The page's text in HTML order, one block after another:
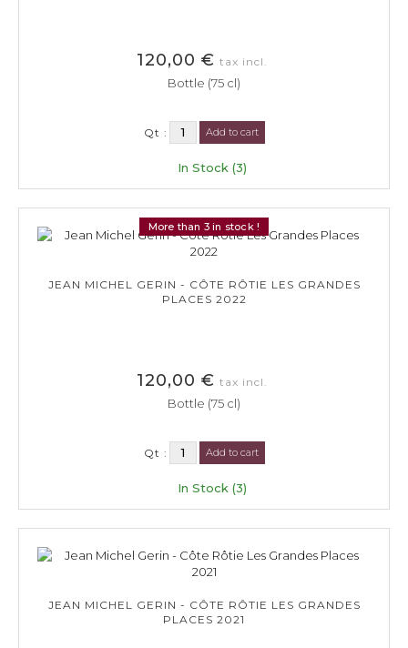
120,00 € tax incl.
Bottle (75 cl)
Qt : Add to cart
In Stock (3)
More than 3 in stock !
JEAN MICHEL GERIN - CÔTE RÔTIE LES GRANDES
PLACES 2022
120,00 € tax incl.
Bottle (75 cl)
Qt : Add to cart
In Stock (3)
JEAN MICHEL GERIN - CÔTE RÔTIE LES GRANDES
PLACES 2021